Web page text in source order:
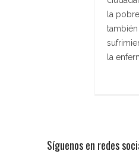
la
también
la
Síguenos en redes